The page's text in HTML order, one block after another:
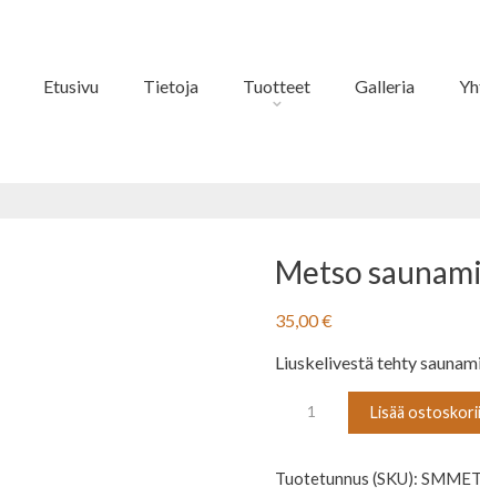
Etusivu Tietoja Tuotteet Galleria
Metso
35,00€
Liuskelivestä tehty
Metso
saunamittari
määrä
Lisää
Tuotetunnus (SKU):